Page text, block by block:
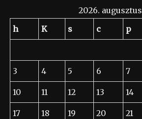
2026. augusztus
h
K s c p
3 4 5 6 7
10 11 12 13 14
17 18 19 20 21